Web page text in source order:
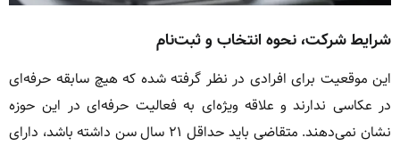
شرایط شرکت، نحوه انتخاب و ثبت‌نام
این موقعیت برای افرادی در نظر گرفته شده که هیچ سابقه حرفه‌ای
در عکاسی ندارند و علاقه ویژه‌ای به فعالیت حرفه‌ای در این حوزه
نشان نمی‌دهند. متقاضی باید حداقل ۲۱ سال سن داشته باشد، دارای